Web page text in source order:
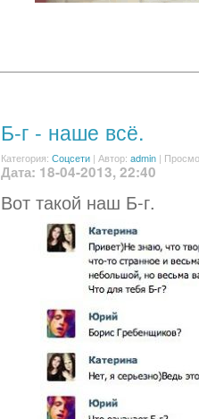
Б-г - наше всё.
Категория: Соцсети | Автор: admin |
Дата: 18-04-2013, 22:40
Вот такой наш Б-г.